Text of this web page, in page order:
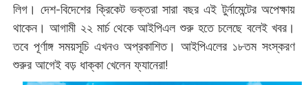
লিগ। দেশ-বিদেশের ক্রিকেট ভক্তরা সারা বছর এই টুর্নামেন্টের অপেক্ষায়
থাকেন। আগামী ২২ মার্চ থেকে আইপিএল শুরু হতে চলেছে বলেই খবর।
তবে পূর্ণাঙ্গ সময়সূচি এখনও অপ্রকাশিত। আইপিএলের ১৮তম সংস্করণ
শুরুর আগেই বড় ধাক্কা খেলেন ফ্যানেরা!